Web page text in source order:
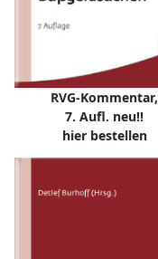
RVG-Kommentar,
7. Aufl. neu!!
hier bestellen